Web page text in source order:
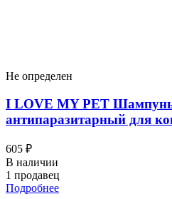
Не определен
I LOVЕ MY PET
антипаразитарный для
605 ₽
В наличии
1 продавец
Подробнее